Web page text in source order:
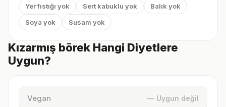
Yer fıstığı yok
Sert kabuklu yok
Balık yok
Soya yok
Susam yok
Kızarmış börek Hangi Diyetlere
Uygun?
Vegan — Uygun değil